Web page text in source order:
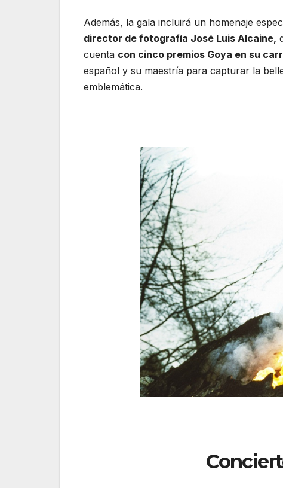
Además, la gala incluirá un homenaje
director de fotografía José Luis Alcaine,
cuenta con cinco premios Goya en su
español y su maestría para capturar la
emblemática.